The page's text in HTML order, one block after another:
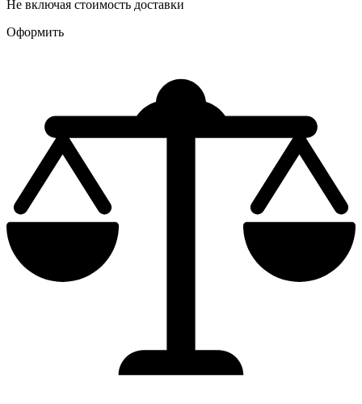
Не включая стоимость доставки
Оформить